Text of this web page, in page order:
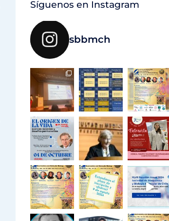
Síguenos en Instagram
sbbmch